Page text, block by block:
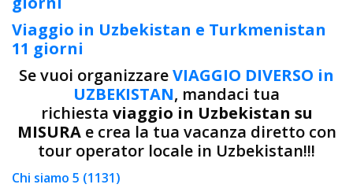
Viaggio in Uzbekistan e Turkmenistan
11 giorni
Se vuoi organizzareVIAGGIO DIVERSO in
UZBEKISTAN, mandaci tua
richiesta viaggio in Uzbekistan su
MISURA e crea la tua vacanza diretto con
tour operator locale in Uzbekistan!!!
Chi siamo 5 (1131)